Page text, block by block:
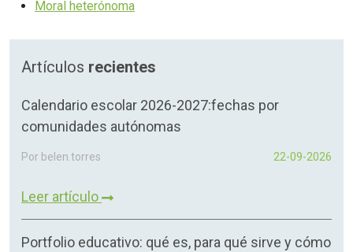
Moral heterónoma
Artículos recientes
Calendario escolar 2026-2027:fechas por
comunidades autónomas
Por belen.torres 22-09-2026
Leer artículo
Portfolio educativo: qué es, para qué sirve y cómo